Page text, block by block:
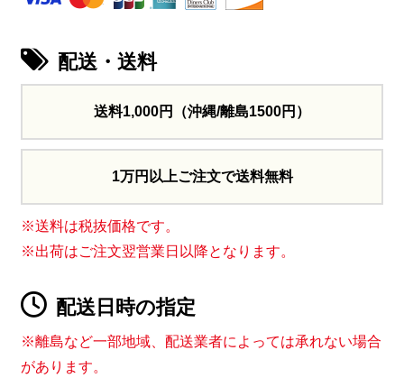
配送・送料
送料1,000円 （沖縄/離島1500円）
1万円以上ご注文で送料無料
※送料は税抜価格です。
※出荷はご注文翌営業日以降となります。
配送日時の指定
※離島など一部地域、配送業者によっては承れない場合
があります。